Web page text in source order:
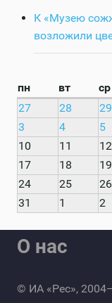
К «Музею
возложили
пн
вт ср
27
28 29
3
4 5
10
11 12
17
18 19
24
25 26
31
1 2
О нас
© ИА «Рес»,